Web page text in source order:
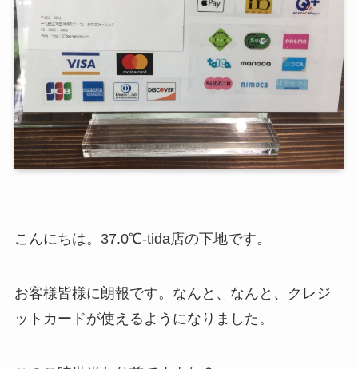
こんにちは。37.0℃-tida店の下地です。
お客様皆様に朗報です。なんと、なんと、クレジ
ットカードが使えるようになりました。